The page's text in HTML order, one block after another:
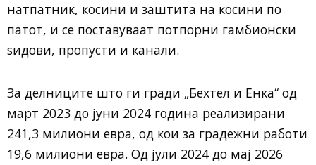
натпатник, косини и заштита на косини по
патот, и се поставуваат потпорни гамбионски
ѕидови, пропусти и канали.
За делниците што ги гради „Бехтел и Енка“ од
март 2023 до јуни 2024 година реализирани
241,3 милиони евра, од кои за градежни работи
19,6 милиони евра. Од јули 2024 до мај 2026